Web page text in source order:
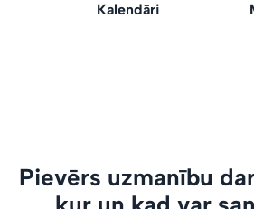
Kalendāri
Pievērs uzmanību